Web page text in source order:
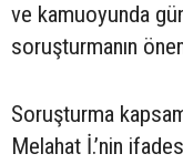
ve kamuoyunda
soruşturmanın
Soruşturma
Melahat İ.’nin